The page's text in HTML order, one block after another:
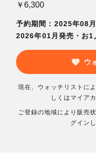
￥6,300
予約期間：2025年08
2026年01月発売・お1
ウ
現在、ウォッチリストに
しくはマイア
ご登録の地域により販売
グイン